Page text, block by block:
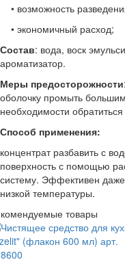
• возможность
• экономичный расход;
Состав: вода, воск
ароматизатор.
Меры предосторожности
оболочку промыть
необходимости
Способ применения:
концентрат разбавить с
поверхность с помощью
систему. Эффективен
низкой температуры.
товары